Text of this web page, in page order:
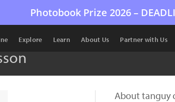
Photobook Prize 2026 –
Explore Learn About Us Partner with Us
About tanguy